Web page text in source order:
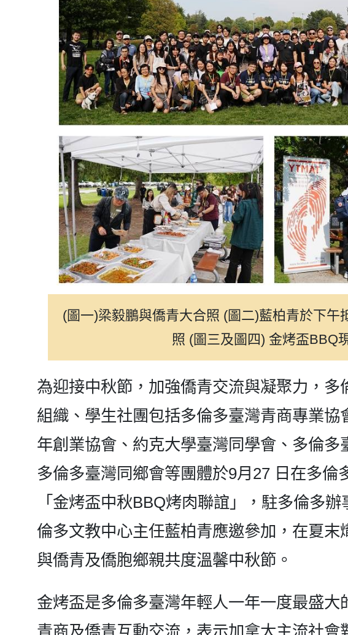
(圖一)梁毅鵬與僑青大合照 (圖二)藍柏青於下午
照 (圖三及圖四) 金烤盃BBQ
為迎接中秋節，加強僑青交流與凝聚力，多
組織、學生社團包括多倫多臺灣青商專業協
年創業協會、約克大學臺灣同學會、多倫多
多倫多臺灣同鄉會等團體於9月27 日在多倫
「金烤盃中秋BBQ烤肉聯誼」，駐多倫多
倫多文教中心主任藍柏青應邀參加，在夏末
與僑青及僑胞鄉親共度溫馨中秋節。
金烤盃是多倫多臺灣年輕人一年一度最盛大